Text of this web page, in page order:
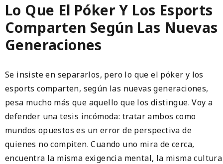
Lo Que El Póker Y Los Esports
Comparten Según Las Nuevas
Generaciones
Se insiste en separarlos, pero lo que el póker y los
esports comparten, según las nuevas generaciones,
pesa mucho más que aquello que los distingue. Voy a
defender una tesis incómoda: tratar ambos como
mundos opuestos es un error de perspectiva de
quienes no compiten. Cuando uno mira de cerca,
encuentra la misma exigencia mental, la misma cultura